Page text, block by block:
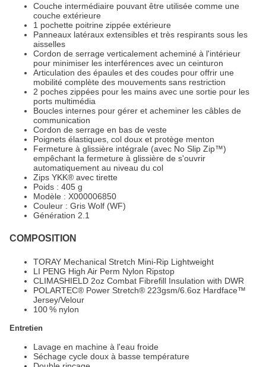
Couche intermédiaire pouvant être utilisée comme une
couche extérieure
1 pochette poitrine zippée extérieure
Panneaux latéraux extensibles et très respirants sous les
aisselles
Cordon de serrage verticalement acheminé à l'intérieur
pour minimiser les interférences avec un ceinturon
Articulation des épaules et des coudes pour offrir une
mobilité complète des mouvements sans restriction
2 poches zippées pour les mains avec une sortie pour les
ports multimédia
Boucles internes pour gérer et acheminer les câbles de
communication
Cordon de serrage en bas de veste
Poignets élastiques, col doux et protège menton
Fermeture à glissière intégrale (avec No Slip Zip™)
empêchant la fermeture à glissière de s'ouvrir
automatiquement au niveau du col
Zips YKK® avec tirette
Poids : 405 g
Modèle : X000006850
Couleur : Gris Wolf (WF)
Génération 2.1
COMPOSITION
TORAY Mechanical Stretch Mini-Rip Lightweight
LI PENG High Air Perm Nylon Ripstop
CLIMASHIELD 2oz Combat Fibrefill Insulation with DWR
POLARTEC® Power Stretch® 223gsm/6.6oz Hardface™
Jersey/Velour
100 % nylon
Entretien
Lavage en machine à l'eau froide
Séchage cycle doux à basse température